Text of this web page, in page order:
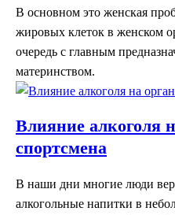
В основном это женская
жировых клеток в женском
очередь с главным
материнством.
Влияние алкоголя
спортсмена
В наши дни многие люди
алкогольные напитки в